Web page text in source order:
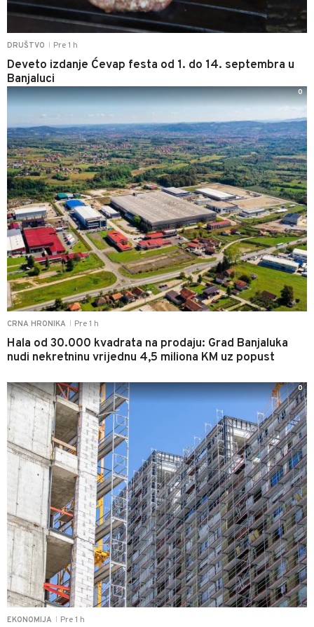
DRUŠTVO Pre 1 h
Deveto izdanje Ćevap festa od 1. do 14. septembra u
Banjaluci
CRNA HRONIKA Pre 1 h
Hala od 30.000 kvadrata na prodaju: Grad Banjaluka
nudi nekretninu vrijednu 4,5 miliona KM uz popust
0
EKONOMIJA Pre 1 h
0